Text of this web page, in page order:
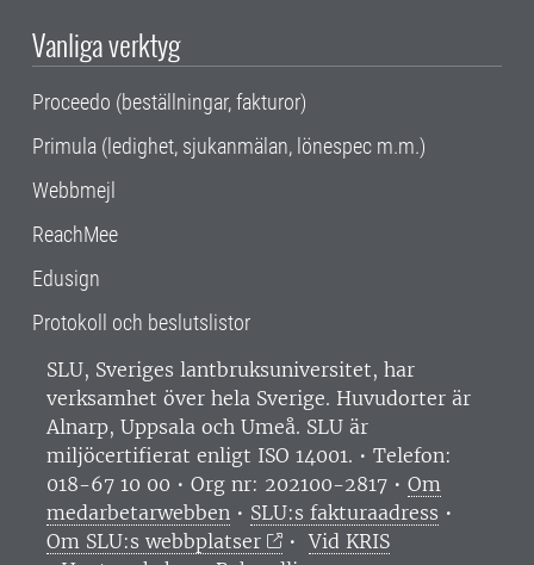
Vanliga verktyg
Proceedo (beställningar, fakturor)
Primula (ledighet, sjukanmälan, lönespec m.m.)
Webbmejl
ReachMee
Edusign
Protokoll och beslutslistor
SLU, Sveriges lantbruksuniversitet, har
verksamhet över hela Sverige. Huvudorter är
Alnarp, Uppsala och Umeå. SLU är
miljöcertifierat enligt ISO 14001. • Telefon:
018-67 10 00 • Org nr: 202100-2817 • Om
medarbetarwebben • SLU:s fakturaadress •
Om SLU:s webbplatser
•Vid KRIS